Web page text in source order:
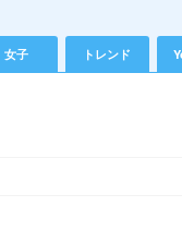
女子 トレンド